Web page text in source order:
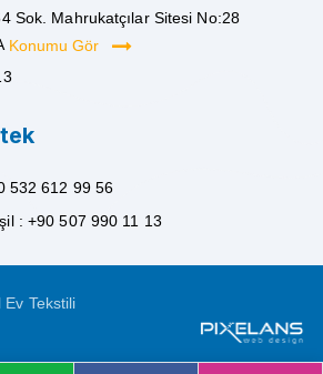
Sok. Mahrukatçılar Sitesi No:28
Konumu Gör
532 612 99 56
: +90 507 990 11 13
Tekstili